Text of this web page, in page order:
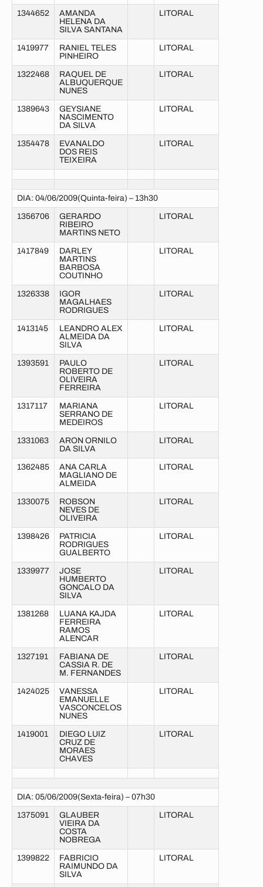
1344652
AMANDA
HELENA DA
SILVA SANTANA
LITORAL
1419977
RANIEL TELES
PINHEIRO
LITORAL
1322468
RAQUEL DE
ALBUQUERQUE
NUNES
LITORAL
1389643
GEYSIANE
NASCIMENTO
DA SILVA
LITORAL
1354478
EVANALDO
DOS REIS
TEIXEIRA
LITORAL
DIA: 04/06/2009(Quinta-feira) – 13h30
1356706
GERARDO
RIBEIRO
MARTINS NETO
LITORAL
1417849
DARLEY
MARTINS
BARBOSA
COUTINHO
LITORAL
1326338
IGOR
MAGALHAES
RODRIGUES
LITORAL
1413145
LEANDRO ALEX
ALMEIDA DA
SILVA
LITORAL
1393591
PAULO
ROBERTO DE
OLIVEIRA
FERREIRA
LITORAL
1317117
MARIANA
SERRANO DE
MEDEIROS
LITORAL
1331063
ARON ORNILO
DA SILVA
LITORAL
1362485
ANA CARLA
MAGLIANO DE
ALMEIDA
LITORAL
1330075
ROBSON
NEVES DE
OLIVEIRA
LITORAL
1398426
PATRICIA
RODRIGUES
GUALBERTO
LITORAL
1339977
JOSE
HUMBERTO
GONCALO DA
SILVA
LITORAL
1381268
LUANA KAJDA
FERREIRA
RAMOS
ALENCAR
LITORAL
1327191
FABIANA DE
CASSIA R. DE
M. FERNANDES
LITORAL
1424025
VANESSA
EMANUELLE
VASCONCELOS
NUNES
LITORAL
1419001
DIEGO LUIZ
CRUZ DE
MORAES
CHAVES
LITORAL
DIA: 05/06/2009(Sexta-feira) – 07h30
1375091
GLAUBER
VIEIRA DA
COSTA
NOBREGA
LITORAL
1399822
FABRICIO
RAIMUNDO DA
SILVA
LITORAL